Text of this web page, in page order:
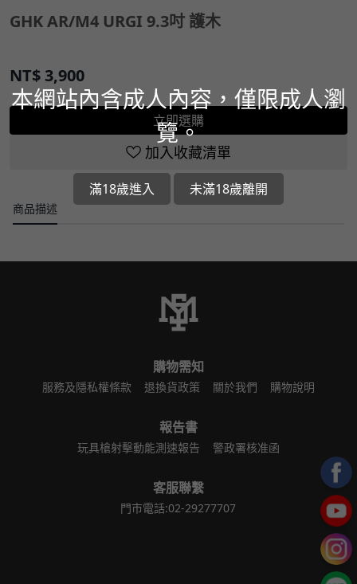
GHK AR/M4 URGI 9.3吋 護木
NT$ 3,900
立即選購
加入收藏清單
商品描述
購物需知
服務及隱私權條款 退換貨政策 關於我們 購物說明
報告書
玩具槍射擊動能測速報告 警政署核准函
客服聯繫
門市電話:02-29277707
本網站內含成人內容，僅限成人瀏
覽。
滿18歲進入 未滿18歲離開